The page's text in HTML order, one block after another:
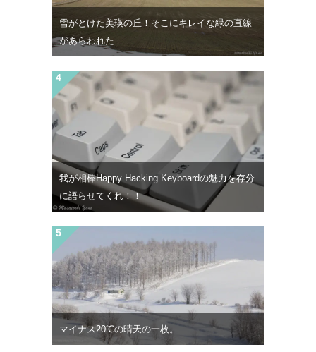
雪がとけた美瑛の丘！そこにキレイな緑の直線
があらわれた
我が相棒Happy Hacking Keyboardの魅力を存分
に語らせてくれ！！
マイナス20℃の晴天の一枚。